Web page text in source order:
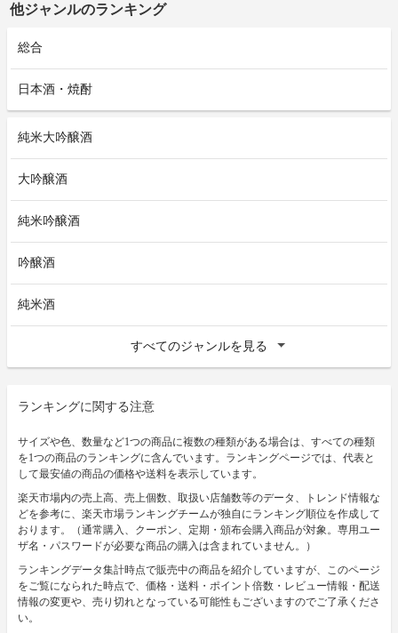
他ジャンルのランキング
総合
日本酒・焼酎
純米大吟醸酒
大吟醸酒
純米吟醸酒
吟醸酒
純米酒
すべてのジャンルを見る
ランキングに関する注意
サイズや色、数量など1つの商品に複数の種類がある場合は、すべての種類
を1つの商品のランキングに含んでいます。ランキングページでは、代表と
して最安値の商品の価格や送料を表示しています。
楽天市場内の売上高、売上個数、取扱い店舗数等のデータ、トレンド情報な
どを参考に、楽天市場ランキングチームが独自にランキング順位を作成して
おります。（通常購入、クーポン、定期・頒布会購入商品が対象。専用ユー
ザ名・パスワードが必要な商品の購入は含まれていません。）
ランキングデータ集計時点で販売中の商品を紹介していますが、このページ
をご覧になられた時点で、価格・送料・ポイント倍数・レビュー情報・配送
情報の変更や、売り切れとなっている可能性もございますのでご了承くださ
い。